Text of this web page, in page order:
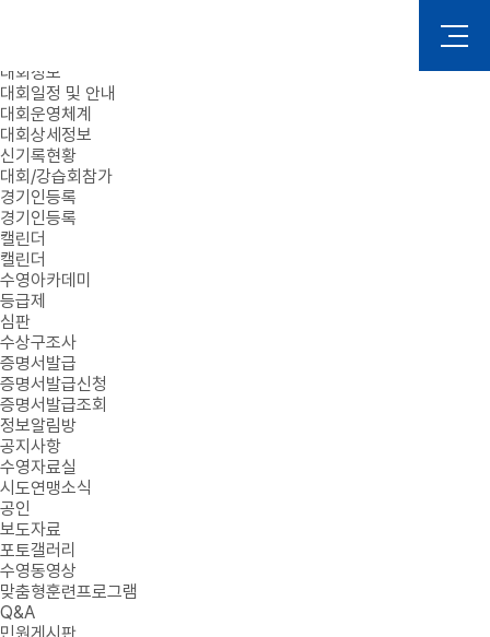
대회정보
대회일정 및 안내
대회운영체계
대회상세정보
신기록현황
대회/강습회참가
경기인등록
경기인등록
캘린더
캘린더
수영아카데미
등급제
심판
수상구조사
증명서발급
증명서발급신청
증명서발급조회
정보알림방
공지사항
수영자료실
시도연맹소식
공인
보도자료
포토갤러리
수영동영상
맞춤형훈련프로그램
Q&A